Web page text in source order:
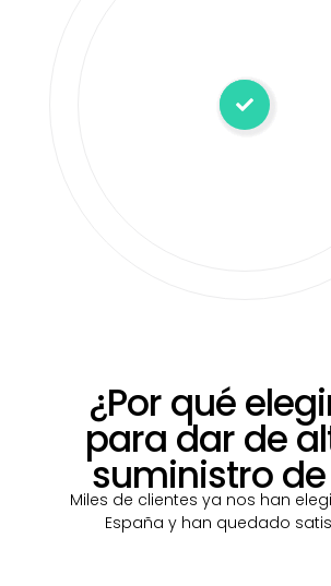
¿Por qué
para dar de
suministro de
Miles de clientes ya nos han
España y han quedado